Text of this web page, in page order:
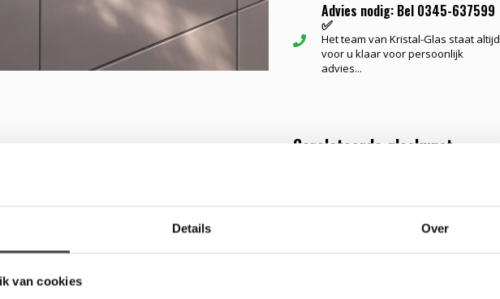
Details Over
van cookies
Advies nodig: Bel 0345-637599
✅
Het team van Kristal-Glas staat altijd
voor u klaar voor persoonlijk
advies...
waarin kleur en licht samenkomen. In het
warm amber, diep rood, intens blauw en
iedere hoek verandert. De transparante
de vaas niet alleen een decoratief object is, maar
Gerelateerde glaskunst